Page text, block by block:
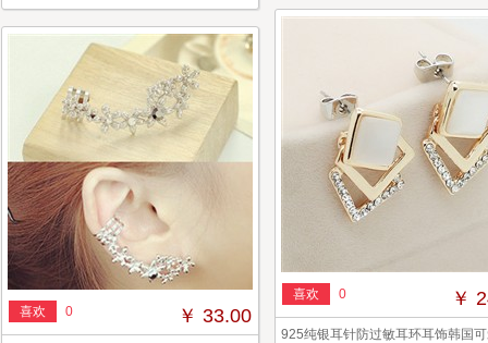
喜欢 0 ￥
925纯银耳针防过敏耳环耳饰韩国
喜欢 0 ￥ 33.00